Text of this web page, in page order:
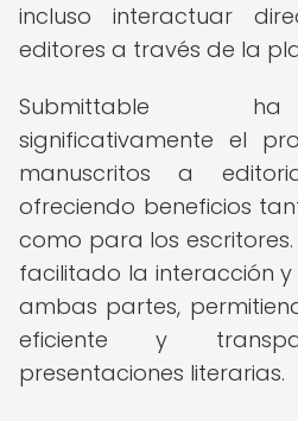
incluso interactuar
editores a través de la
Submittable
significativamente el
manuscritos a
ofreciendo beneficios
como para los
facilitado la interacción
ambas partes,
eficiente y
presentaciones literarias.